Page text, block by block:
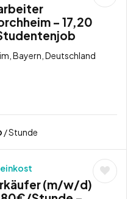
– 17,20
Bayern, Deutschland
/ Stunde
(m/w/d)